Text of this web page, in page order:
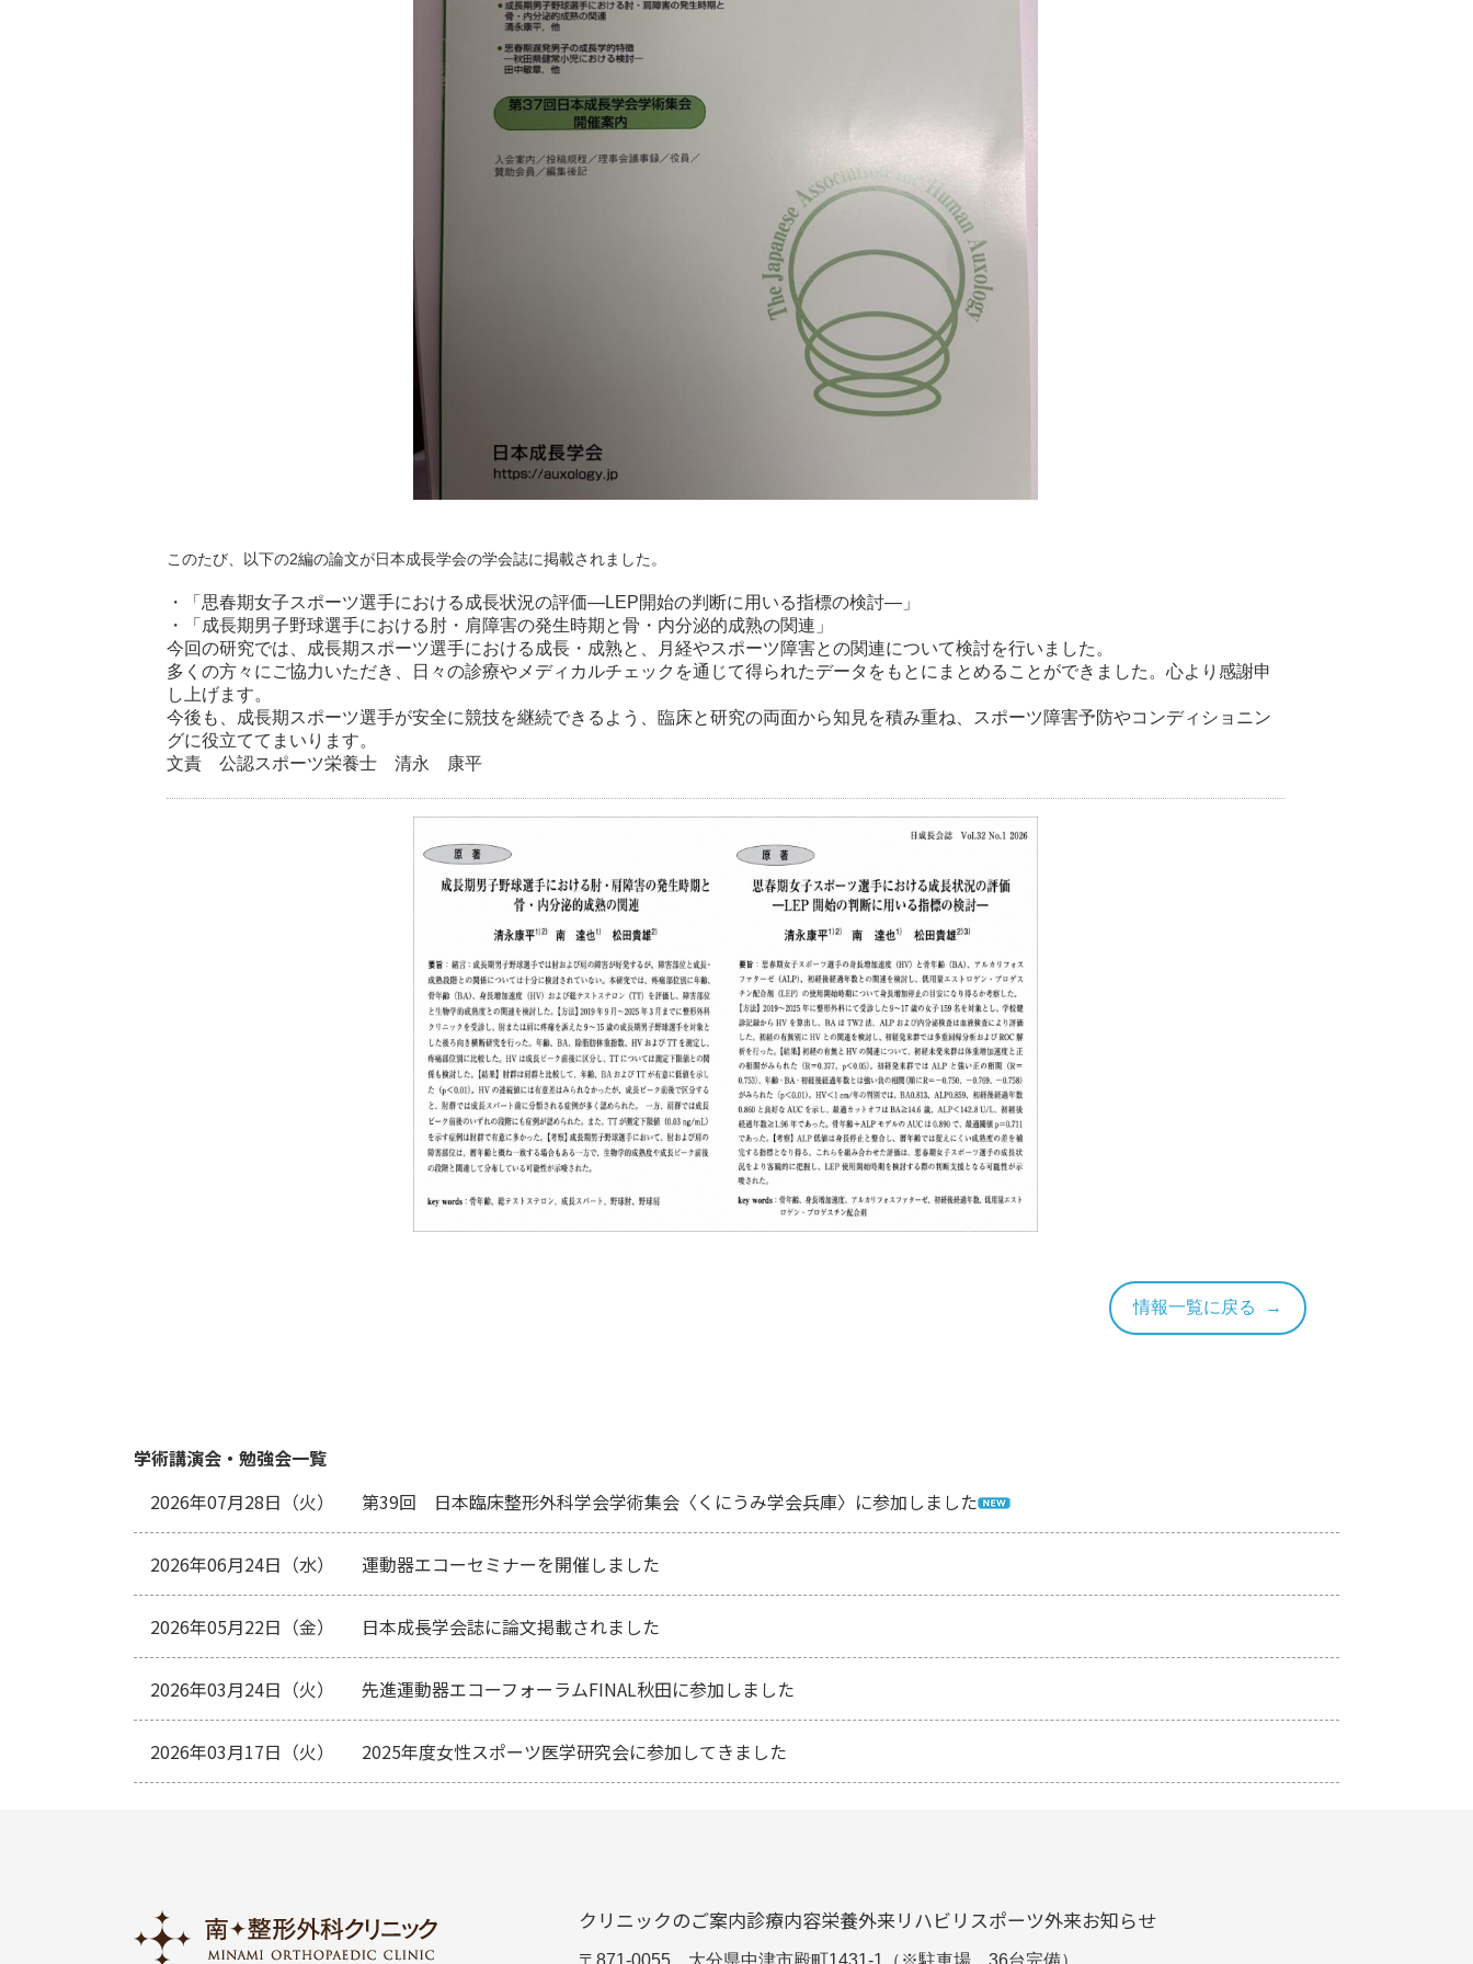
このたび、以下の2編の論文が日本成長学会の学会誌に掲載されました。
・「思春期女子スポーツ選手における成長状況の評価―LEP開始の判断に用いる指標の検討―」
・「成長期男子野球選手における肘・肩障害の発生時期と骨・内分泌的成熟の関連」
今回の研究では、成長期スポーツ選手における成長・成熟と、月経やスポーツ障害との関連について検討を行いました。
多くの方々にご協力いただき、日々の診療やメディカルチェックを通じて得られたデータをもとにまとめることができました。心より感謝申
し上げます。
今後も、成長期スポーツ選手が安全に競技を継続できるよう、臨床と研究の両面から知見を積み重ね、スポーツ障害予防やコンディショニン
グに役立ててまいります。
文責 公認スポーツ栄養士 清永 康平
情報一覧に戻る
学術講演会・勉強会一覧
2026年07月28日（火）
第39回 日本臨床整形外科学会学術集会〈くにうみ学会兵庫〉に参加しました
2026年06月24日（水） 運動器エコーセミナーを開催しました
2026年05月22日（金） 日本成長学会誌に論文掲載されました
2026年03月24日（火） 先進運動器エコーフォーラムFINAL秋田に参加しました
2026年03月17日（火） 2025年度女性スポーツ医学研究会に参加してきました
クリニックのご案内診療内容栄養外来リハビリ スポーツ外来お知らせ